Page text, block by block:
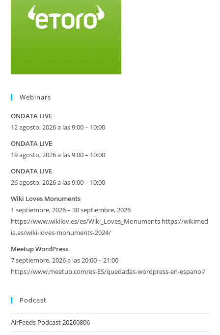
Webinars
ONDATA LIVE
12 agosto, 2026 a las 9:00 – 10:00
ONDATA LIVE
19 agosto, 2026 a las 9:00 – 10:00
ONDATA LIVE
26 agosto, 2026 a las 9:00 – 10:00
Wiki Loves Monuments
1 septiembre, 2026 – 30 septiembre, 2026
https://www.wikilov.es/es/Wiki_Loves_Monuments https://wikimed
ia.es/wiki-loves-monuments-2024/
Meetup WordPress
7 septiembre, 2026 a las 20:00 – 21:00
https://www.meetup.com/es-ES/quedadas-wordpress-en-espanol/
Podcast
AirFeeds Podcast 20260806